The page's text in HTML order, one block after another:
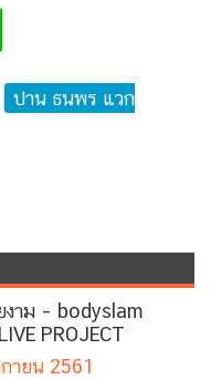
ปาน ธนพร แวก
งาม – bodyslam
PROJECT
ยน 2561